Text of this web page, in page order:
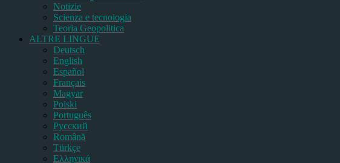
Notizie
Scienza e tecnologia
Teoria Geopolitica
ALTRE LINGUE
Deutsch
English
Español
Français
Magyar
Polski
Português
Pусский
Română
Türkçe
Ελληνικά